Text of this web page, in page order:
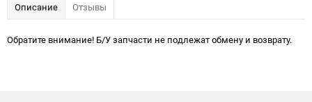
Описание Отзывы
Обратите внимание! Б/У запчасти не подлежат обмену и возврату.